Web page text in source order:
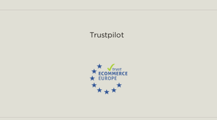
Trustpilot